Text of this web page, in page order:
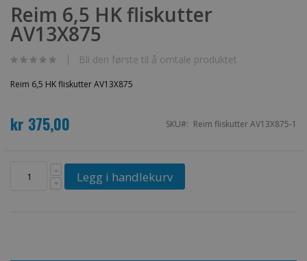
til
begynnelsen
av
bildegalleri
Reim 6,5 HK fliskutter
AV13X875
Bli den første til å omtale produktet
Reim 6,5 HK fliskutter AV13X875
kr 375,00 SKU Reim fliskutter AV13X875-1
Legg i handlekurv